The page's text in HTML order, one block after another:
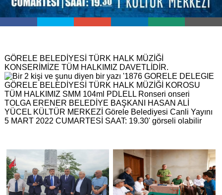
GÖRELE BELEDİYESİ TÜRK HALK MÜZİĞİ
KONSERİMİZE TÜM HALKIMIZ DAVETLİDİR.